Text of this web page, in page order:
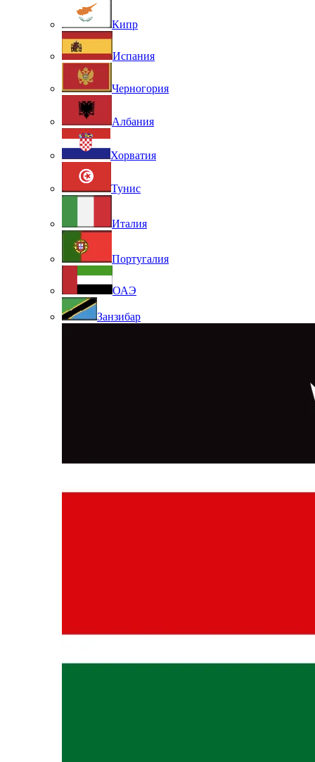
Кипр
Испания
Черногория
Албания
Хорватия
Тунис
Италия
Португалия
ОАЭ
Занзибар